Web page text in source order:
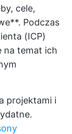
cele,
Podczas
(ICP)
na temat ich
projektami i